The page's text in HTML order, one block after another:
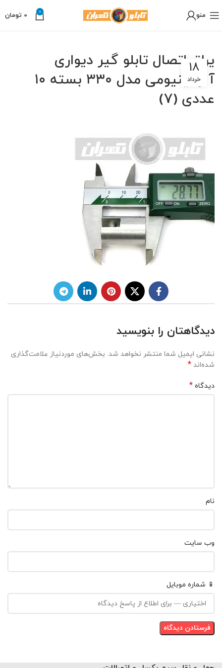
منو 0
0 تومان
یراق اتصال تابلو گیر دیواری
آلومینیومی مدل ۳۳۰ بسته ۱۰
عددی (7)
18
خرداد
دیدگاهتان را بنویسید
نشانی ایمیل شما منتشر نخواهد شد. بخش‌های موردنیاز علامت‌گذاری
شده‌اند *
دیدگاه *
نام
وب‌ سایت
📱 شماره موبایل